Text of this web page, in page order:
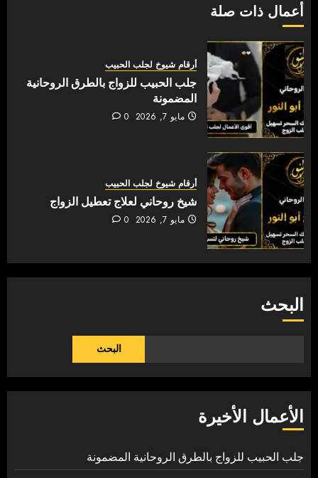
أعمال ذات صلة
أرقام شيوخ لجلب الحبيب
جلب الحبيب للزواج بالطرق الروحانية
المضمونة
مايو 7, 2026 0
أرقام شيوخ لجلب الحبيب
شيخ روحاني لعلاج تعطيل الزواج
مايو 7, 2026 0
البحث
البحث
الأعمال الأخيرة
جلب الحبيب للزواج بالطرق الروحانية المضمونة